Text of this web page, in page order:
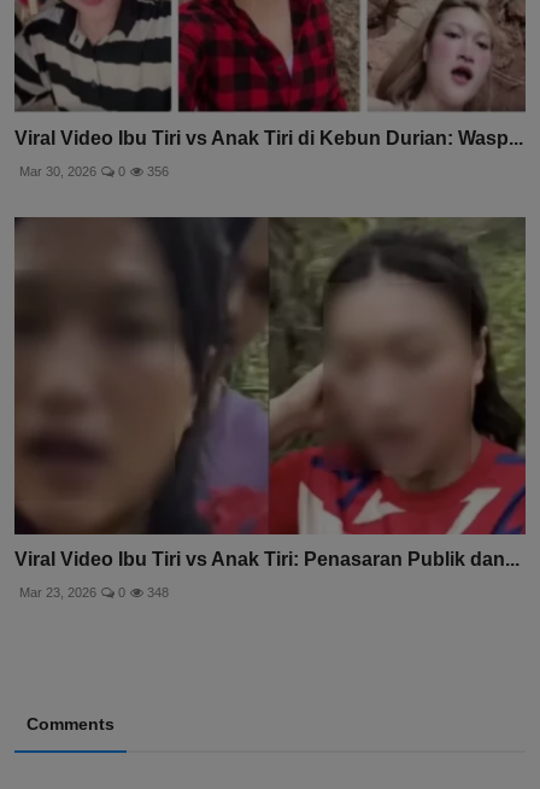
Viral Video Ibu Tiri vs Anak Tiri di Kebun Durian: Wasp...
Mar 30, 2026 0 356
Viral Video Ibu Tiri vs Anak Tiri: Penasaran Publik dan...
Mar 23, 2026 0 348
Comments